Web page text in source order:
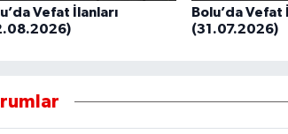
Vefat İlanları
Bolu’da Vefat
(31.07.2026)